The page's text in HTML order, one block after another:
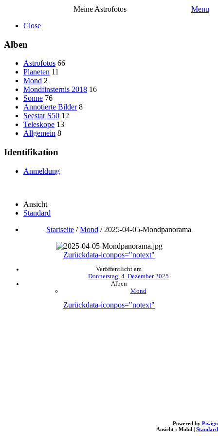
Meine Astrofotos
Menu
Close
Alben
Astrofotos 66
Planeten 11
Mond 2
Mondfinsternis 2018 16
Sonne 76
Annotierte Bilder 8
Seestar S50 12
Teleskope 13
Allgemein 8
Identifikation
Anmeldung
Ansicht
Standard
Startseite /Mond / 2025-04-05-Mondpanorama
Zurückdata-iconpos="notext"
Veröffentlicht am
Donnerstag, 4. Dezember 2025
Alben
Mond
Zurückdata-iconpos="notext"
Powered by Piwigo
Ansicht : Mobil | Standard